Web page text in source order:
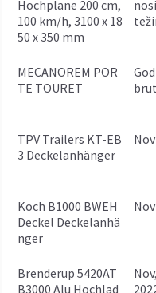
Hochplane 200 cm,
100 km/h, 3100 x 18
50 x 350 mm
MECANOREM POR
TE TOURET
godina proizvodnje: 1989,
TPV Trailers KT-EB
3 Deckelanhänger
Nov
Koch B1000 BWEH
Deckel Deckelanhä
nger
Nov
Brenderup 5420AT
B3000 Alu Hochlad
Nov, godina proizvodnje: